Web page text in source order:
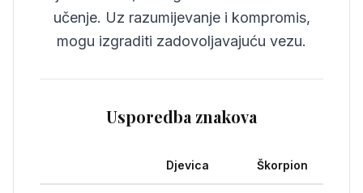
učenje. Uz razumijevanje i kompromis,
mogu izgraditi zadovoljavajuću vezu.
Usporedba znakova
Djevica Škorpion